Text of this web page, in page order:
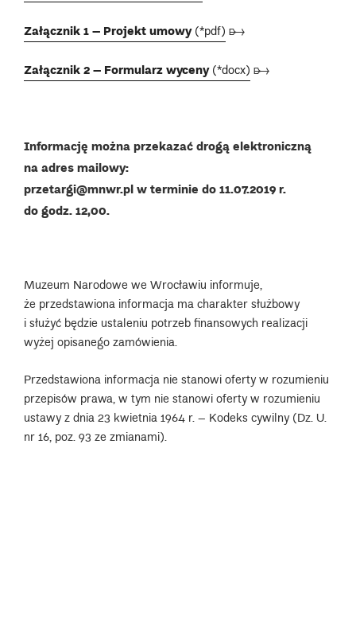
Załącznik 1 – Projekt umowy(*pdf) ➸
Załącznik 2 – Formularz wyceny(*docx) ➸
Informację można przekazać drogą elektroniczną
na adres mailowy:
przetargi@mnwr.pl w terminie do 11.07.2019 r.
do godz. 12,00.
Muzeum Narodowe we Wrocławiu informuje,
że przedstawiona informacja ma charakter służbowy
i służyć będzie ustaleniu potrzeb finansowych realizacji
wyżej opisanego zamówienia.
Przedstawiona informacja nie stanowi oferty w rozumieniu
przepisów prawa, w tym nie stanowi oferty w rozumieniu
ustawy z dnia 23 kwietnia 1964 r. – Kodeks cywilny (Dz. U.
nr 16, poz. 93 ze zmianami).